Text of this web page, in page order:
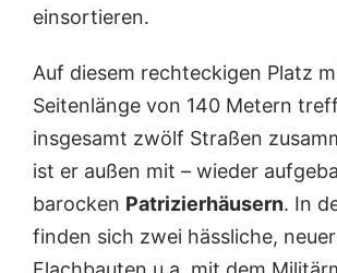
einsortieren.
Auf diesem rechteckigen Platz
Seitenlänge von 140 Metern
insgesamt zwölf Straßen
ist er außen mit – wieder
barocken Patrizierhäusern. In
finden sich zwei hässliche,